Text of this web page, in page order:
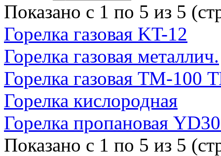
Показано с 1 по 5 из 5
Горелка газовая KT-12
Горелка газовая металлич.
Горелка газовая ТМ-100
Горелка кислородная
Горелка пропановая
Показано с 1 по 5 из 5